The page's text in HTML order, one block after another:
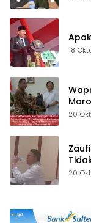
18
20
20